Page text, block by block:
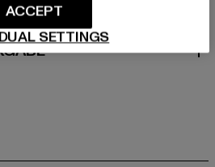
SETTINGS
ACCEPT